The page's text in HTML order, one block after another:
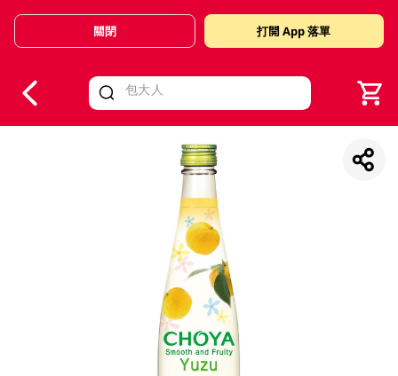
Valid Until 30 June 2026
關閉 打開 App 落單